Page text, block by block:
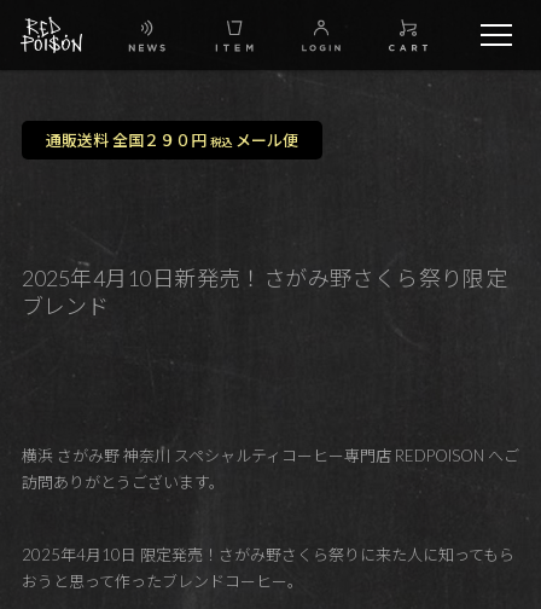
FB
通販送料 全国２９０円 税込メール便
2025年4月10日新発売！さがみ野さくら祭り限定
ブレンド
横浜 さがみ野 神奈川 スペシャルティコーヒー専門店 REDPOISON へご
訪問ありがとうございます。
2025年4月10日 限定発売！さがみ野さくら祭りに来た人に知ってもら
おうと思って作ったブレンドコーヒー。